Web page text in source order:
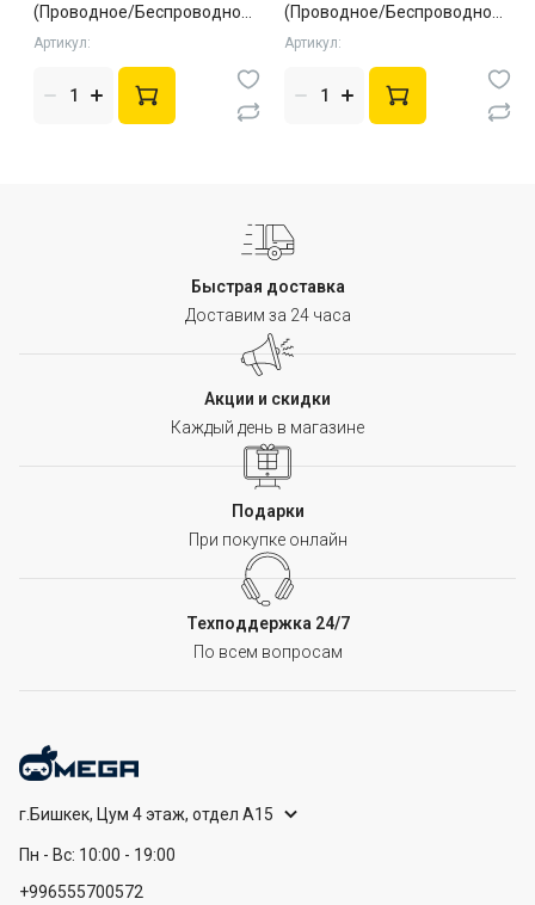
(Проводное/Беспроводное,
White, Silent)
Артикул:
(Проводное/Беспроводное,
Black, Silent)
Артикул:
Быстрая доставка
Доставим за 24 часа
Акции и скидки
Каждый день в магазине
Подарки
При покупке онлайн
Техподдержка 24/7
По всем вопросам
г.Бишкек, Цум 4 этаж, отдел А15
Пн - Вс: 10:00 - 19:00
+996555700572